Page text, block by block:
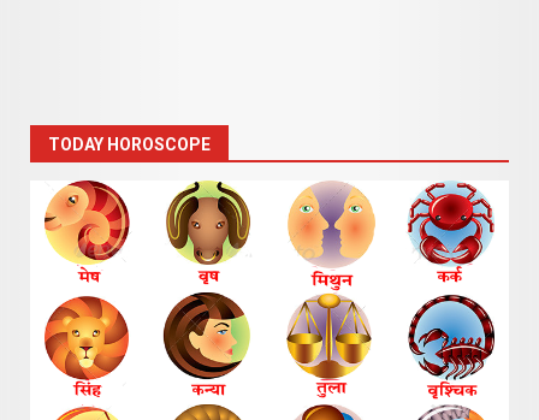
TODAY HOROSCOPE